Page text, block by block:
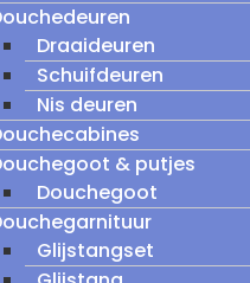
Draaideuren
Schuifdeuren
Nis deuren
& putjes
Douchegoot
Glijstangset